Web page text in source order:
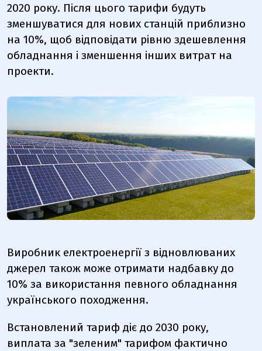
2020 року. Після цього тарифи будуть
зменшуватися для нових станцій приблизно
на 10%, щоб відповідати рівню здешевлення
обладнання і зменшення інших витрат на
проекти.
Виробник електроенергії з відновлюваних
джерел також може отримати надбавку до
10% за використання певного обладнання
українського походження.
Встановлений тариф діє до 2030 року,
виплата за "зеленим" тарифом фактично